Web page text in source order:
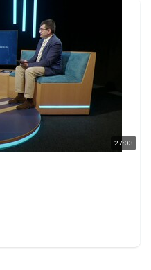
27:03